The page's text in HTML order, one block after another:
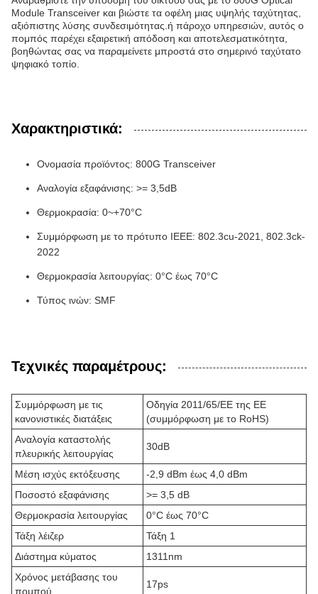
Module Transceiver και βιώστε τα οφέλη μιας υψηλής ταχύτητας,
αξιόπιστης λύσης συνδεσιμότητας.ή πάροχο υπηρεσιών, αυτός ο
πομπός παρέχει εξαιρετική απόδοση και αποτελεσματικότητα,
βοηθώντας σας να παραμείνετε μπροστά στο σημερινό ταχύτατο
ψηφιακό τοπίο.
Χαρακτηριστικά:
Ονομασία προϊόντος: 800G Transceiver
Αναλογία εξαφάνισης: >= 3,5dB
Θερμοκρασία: 0~+70°C
Συμμόρφωση με το πρότυπο IEEE: 802.3cu-2021, 802.3ck-
2022
Θερμοκρασία λειτουργίας: 0°C έως 70°C
Τύπος ινών: SMF
Τεχνικές παραμέτρους:
Συμμόρφωση με τις
κανονιστικές διατάξεις
Οδηγία 2011/65/ΕΕ της ΕΕ
(συμμόρφωση με το RoHS)
Αναλογία καταστολής
πλευρικής λειτουργίας
30dB
Μέση ισχύς εκτόξευσης
-2,9 dBm έως 4,0 dBm
Ποσοστό εξαφάνισης
>= 3,5 dB
Θερμοκρασία λειτουργίας
0°C έως 70°C
Τάξη λέιζερ
Τάξη 1
Διάστημα κύματος
1311nm
Χρόνος μετάβασης του
πομπού
17ps